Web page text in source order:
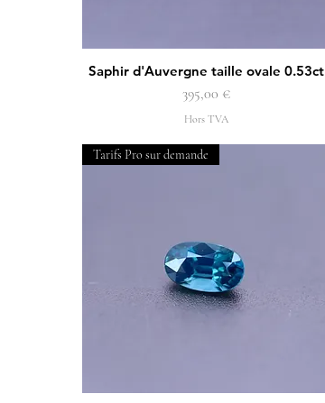
Aperçu rapide
Saphir d'Auvergne taille ovale 0.53ct
Prix
395,00 €
Hors TVA
Tarifs Pro sur demande